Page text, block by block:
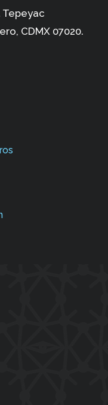
Tepeyac
CDMX 07020.